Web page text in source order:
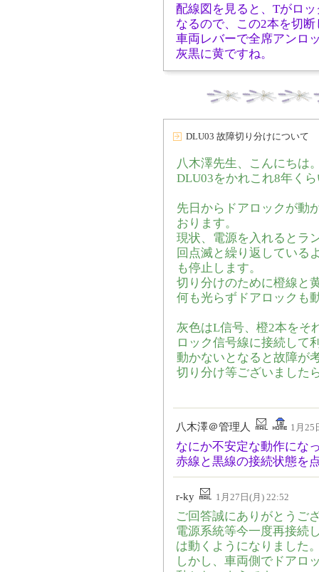
配線図を見ると、Tがロ
なるので、この2本を切
車両レバーで全席アンロ
灰黒に黄ですね。
DLU03 故障切り分けについて
八木澤先生、こんにちは
DLU03をかれこれ8年く
先日からドアロックが動
おります。
現状、電源を入れるとラ
回点滅と繰り返している
も停止します。
切り分けのために橙線と
何も光らずドアロックも
灰色はL信号、橙2本をそ
ロック信号線に接続して
動かないとなると故障が
切り分け等ございました
八木澤＠管理人 1月25
なにか不安定な動作にな
赤線と黒線の接続状態を
r-ky 1月27日(月) 22:52
ご回答誠にありがとうご
電源系統等今一度再接続
は動くようになりました
しかし、車両側でドアロ